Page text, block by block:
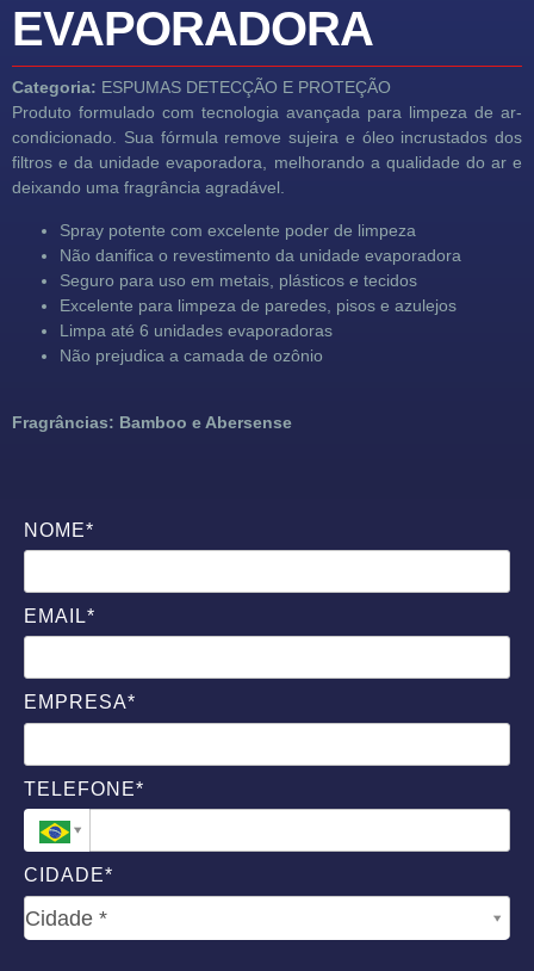
EVAPORADORA
Categoria: ESPUMAS DETECÇÃO E PROTEÇÃO
Produto formulado com tecnologia avançada para limpeza de ar-
condicionado. Sua fórmula remove sujeira e óleo incrustados dos
filtros e da unidade evaporadora, melhorando a qualidade do ar e
deixando uma fragrância agradável.
Spray potente com excelente poder de limpeza
Não danifica o revestimento da unidade evaporadora
Seguro para uso em metais, plásticos e tecidos
Excelente para limpeza de paredes, pisos e azulejos
Limpa até 6 unidades evaporadoras
Não prejudica a camada de ozônio
Fragrâncias: Bamboo e Abersense
NOME*
EMAIL*
EMPRESA*
TELEFONE*
CIDADE*
Cidade *
CIDADE*